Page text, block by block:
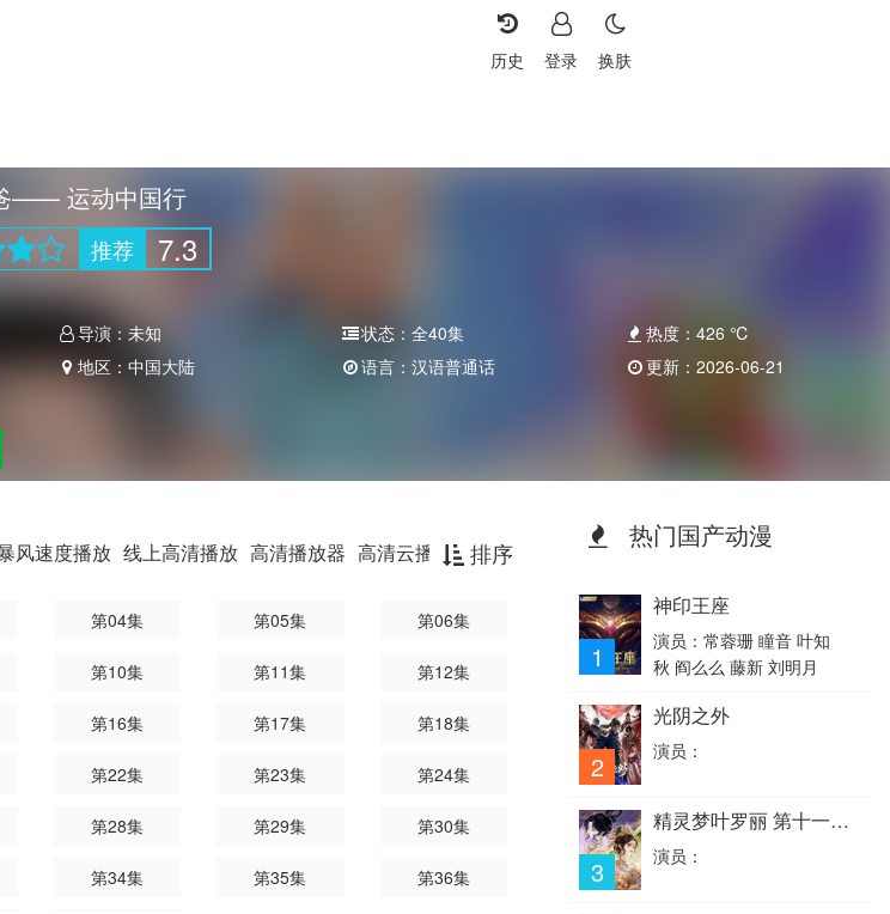
换肤
登录
历史
—— 运动中国行
推荐 7.3
导演：未知 状态：全40集 热度： 426 ℃
地区：中国大陆 语言：汉语普通话 更新： 2026-06-21
排序
风速度播放 线上高清播放 高清播放器 高清云播放器
第04集 第05集 第06集
第10集 第11集 第12集
第16集 第17集 第18集
第22集 第23集 第24集
第28集 第29集 第30集
第34集 第35集 第36集
热门国产动漫
1
神印王座
演员：常蓉珊 瞳音 叶知
秋 阎么么 藤新 刘明月
2
光阴之外
演员：
3
精灵梦叶罗丽 第十一季
演员：